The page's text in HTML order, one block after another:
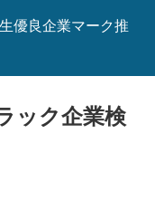
優良企業マーク推
ック企業検